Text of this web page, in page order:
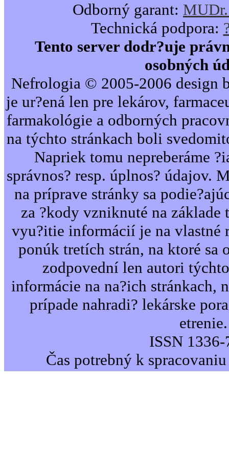
Odborný garant:
Technická podpora:
Tento server dodr?uje
osobných
Nefrologia © 2005-2006 design
je ur?ená len pre lekárov,
farmakológie a odborných
na týchto stránkach boli
Napriek tomu nepreberáme
správnos? resp. úplnos? údajov.
na príprave stránky sa
za ?kody vzniknuté na
vyu?itie informácií je na vlastné
ponúk tretích strán, na ktoré sa
zodpovední len autori
informácie na na?ich stránkach,
prípade nahradi? lekárske
etrenie.
ISSN
Čas potrebný k